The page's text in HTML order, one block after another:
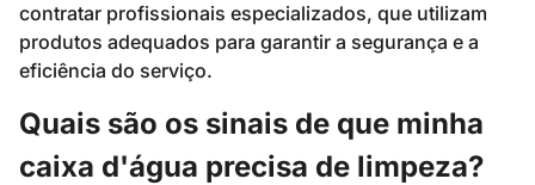
contratar profissionais especializados, que utilizam
produtos adequados para garantir a segurança e a
eficiência do serviço.
Quais são os sinais de que minha
caixa d'água precisa de limpeza?